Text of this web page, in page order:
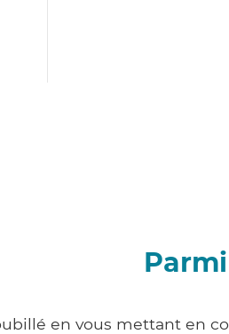
en vous mettant en